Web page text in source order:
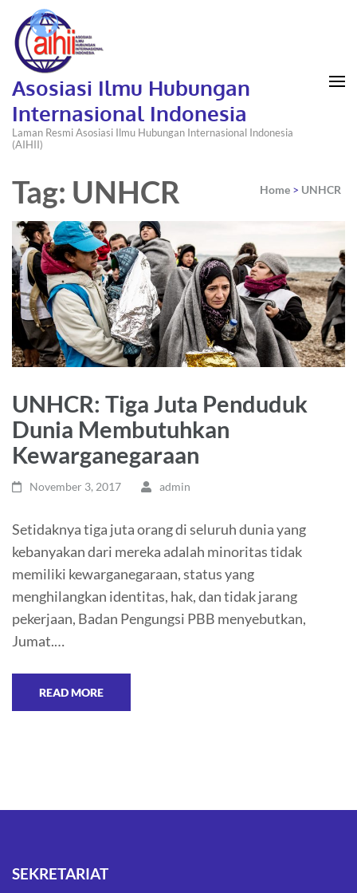
Asosiasi Ilmu Hubungan
Internasional Indonesia
Laman Resmi Asosiasi Ilmu Hubungan Internasional Indonesia
(AIHII)
Tag: UNHCR Home > UNHCR
UNHCR: Tiga Juta Penduduk
Dunia Membutuhkan
Kewarganegaraan
November 3, 2017 admin
Setidaknya tiga juta orang di seluruh dunia yang
kebanyakan dari mereka adalah minoritas tidak
memiliki kewarganegaraan, status yang
menghilangkan identitas, hak, dan tidak jarang
pekerjaan, Badan Pengungsi PBB menyebutkan,
Jumat.…
READ MORE
SEKRETARIAT